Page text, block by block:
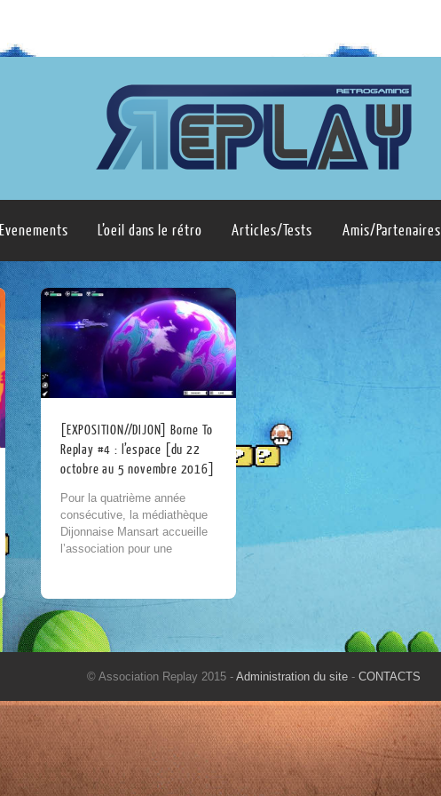
Evenements L’oeil dans le rétro Articles/Tests Amis/Partenaires
[EXPOSITION//DIJON] Borne To
Replay #4 : l’espace [du 22
octobre au 5 novembre 2016]
Pour la quatrième année
consécutive, la médiathèque
Dijonnaise Mansart accueille
l’association pour une
vous pouvez également
retrouver une partie de...
© Association Replay 2015 - Administration du site - CONTACTS